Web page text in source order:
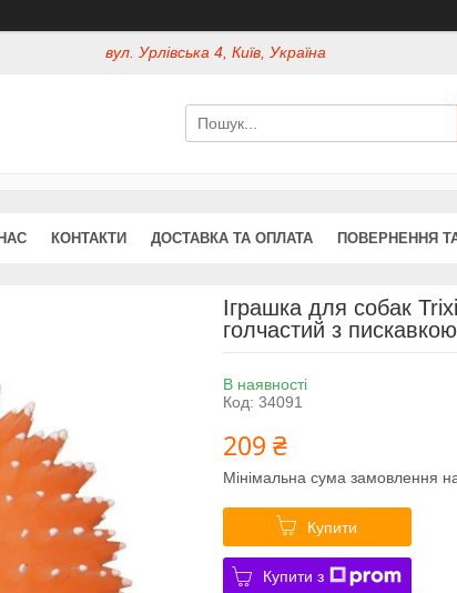
вул. Урлівська 4, Київ, Україна
КОНТАКТИ ДОСТАВКА ТА ОПЛАТА ПОВЕРНЕННЯ
Іграшка для собак
голчастий з
В наявності
Код: 34091
209 ₴
Мінімальна сума замовлення
Купити
Купити з